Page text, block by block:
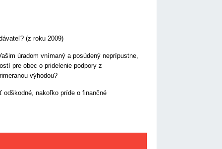
(z roku 2009)
úradom vnímaný a posúdený neprípustne,
pre obec o pridelenie podpory z
výhodou?
odškodné, nakoľko príde o finančné